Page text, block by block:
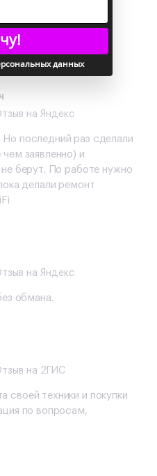
телефонов уже
на Яндекс
последний раз сделали
заявленно) и
берут. По работе нужно
делали ремонт
на Яндекс
обмана.
на 2ГИС
техники и покупки
по вопросам,
данных